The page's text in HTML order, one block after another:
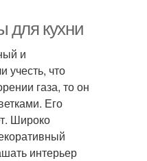
для кухни
и
учесть, что
газа, то он
Его
Широко
интерьер